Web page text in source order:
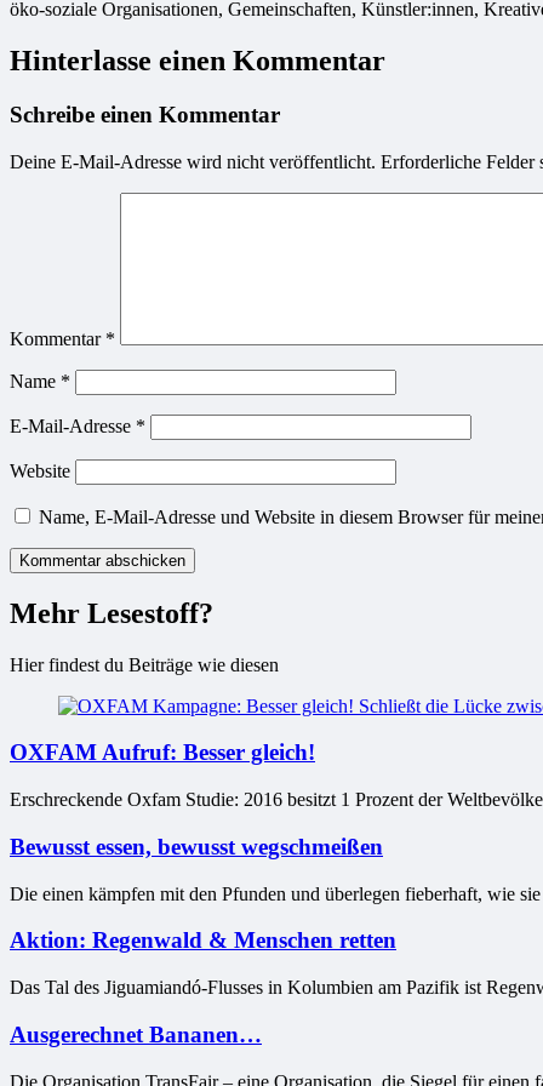
öko-soziale Organisationen, Gemeinschaften, Künstler:innen,
Hinterlasse einen Kommentar
Schreibe einen Kommentar
Deine E-Mail-Adresse wird nicht veröffentlicht. Erforderliche Felder
Kommentar *
Name *
E-Mail-Adresse *
Website
Name, E-Mail-Adresse und Website in diesem Browser für
Mehr Lesestoff?
Hier findest du Beiträge wie diesen
OXFAM Aufruf: Besser gleich!
Erschreckende Oxfam Studie: 2016 besitzt 1 Prozent der
Bewusst essen, bewusst wegschmeißen
Die einen kämpfen mit den Pfunden und überlegen fieberhaft, wie
Aktion: Regenwald & Menschen retten
Das Tal des Jiguamiandó-Flusses in Kolumbien am Pazifik ist
Ausgerechnet Bananen…
Die Organisation TransFair – eine Organisation, die Siegel für